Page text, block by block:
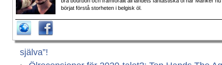
börjat förstå storheten i belgisk öl.
själva”!